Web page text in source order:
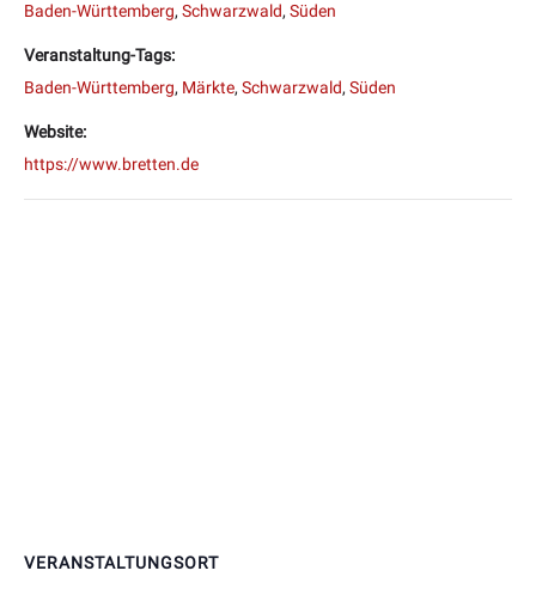
Baden-Württemberg, Schwarzwald, Süden
Veranstaltung-Tags:
Baden-Württemberg, Märkte, Schwarzwald, Süden
Website:
https://www.bretten.de
VERANSTALTUNGSORT